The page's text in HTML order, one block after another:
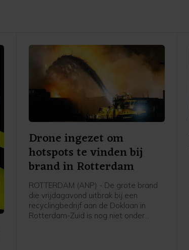
Drone ingezet om
hotspots te vinden bij
brand in Rotterdam
ROTTERDAM (ANP) - De grote brand
die vrijdagavond uitbrak bij een
recyclingbedrijf aan de Doklaan in
Rotterdam-Zuid is nog niet onder